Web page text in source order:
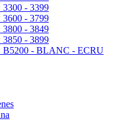
- 3399
- 3799
- 3849
- 3899
B5200 - BLANC - ECRU